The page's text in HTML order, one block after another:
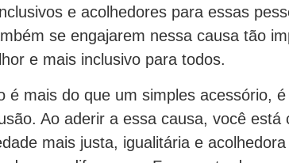
e acolhedores para essas
se engajarem nessa causa tão
e mais inclusivo para todos.
é mais do que um simples acessório,
Ao aderir a essa causa, você está
mais justa, igualitária e